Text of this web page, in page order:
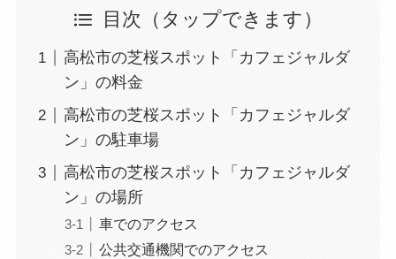
目次
高松市の芝桜スポット「カフェジャルダ
ン」の料金
高松市の芝桜スポット「カフェジャルダ
ン」の駐車場
高松市の芝桜スポット「カフェジャルダ
ン」の場所
車でのアクセス
公共交通機関でのアクセス